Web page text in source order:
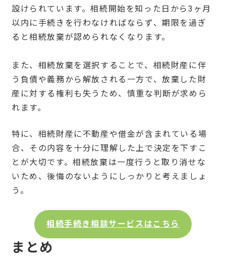
設けられています。相続開始を知った日から3ヶ月
以内に手続きを行わなければならず、期限を過ぎ
ると相続放棄が認められなくなります。
また、相続放棄を選択することで、相続財産に伴
う負債や義務から解放される一方で、放棄した財
産に対する権利も失うため、慎重な判断が求めら
れます。
特に、相続財産に不動産や借金が含まれている場
合、その内容を十分に理解した上で決定を下すこ
とが大切です。相続放棄は一度行うと取り消せな
いため、後悔のないようにしっかりと考えましょ
う。
相続手続き相談サービスはこちら
まとめ